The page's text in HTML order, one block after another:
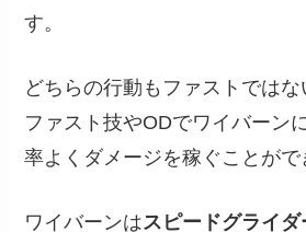
す。
どちらの行動もファストでは
ファスト技やODでワイバーン
率よくダメージを稼ぐことがで
ワイバーンはスピードグライダ